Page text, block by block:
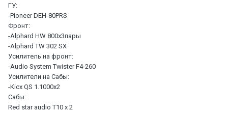
ГУ:
-Pioneer DEH-80PRS
Фронт:
-Alphard HW 800x3пары
-Alphard TW 302 SX
Усилитель на фронт:
-Audio System Twister F4-260
Усилители на Сабы:
-Kicx QS 1.1000x2
Сабы:
Red star audio T10 x 2